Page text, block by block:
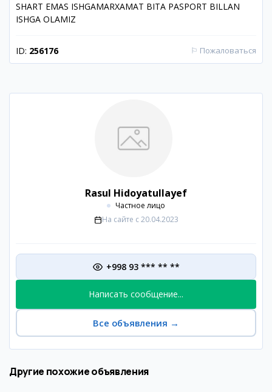
SHART EMAS ISHGAMARXAMAT BITA PASPORT BILLAN
ISHGA OLAMIZ
ID: 256176 ⚐ Пожаловаться
Rasul Hidoyatullayef
Частное лицо
На сайте с 20.04.2023
+998 93 *** ** **
Написать сообщение...
Все объявления →
Другие похожие объявления